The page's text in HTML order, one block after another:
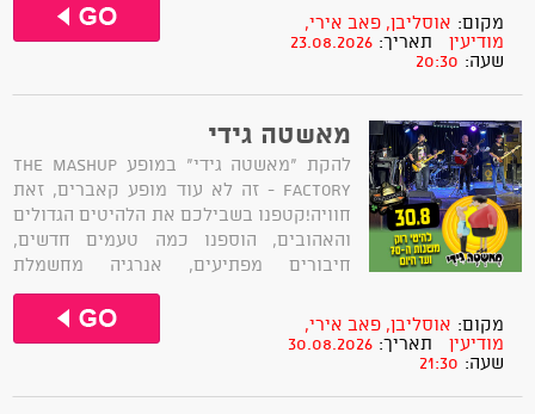
יהודית רביץ, מרגול, קורין אלאל ועוד.ערב
של רוק, נשמה והרבה וייב טוב, עם שירים
מקום: אוסליבן, פאב אירי,
מודיעין
תאריך: 23.08.2026
שעה: 20:30
מאשטה גידי
להקת "מאשטה גידי" במופע The Mashup
Factory - זה לא עוד מופע קאברים, זאת
חוויה!קטפנו בשבילכם את הלהיטים הגדולים
והאהובים, הוספנו כמה טעמים חדשים,
חיבורים מפתיעים, אנרגיה מחשמלת
ועיבודים שעושים חשק לרקוד!אז בואו
להתרגש ולגלות מחדש את השירים שרק
חשבתם שאתם מכירים!
מקום: אוסליבן, פאב אירי,
מודיעין
תאריך: 30.08.2026
שעה: 21:30